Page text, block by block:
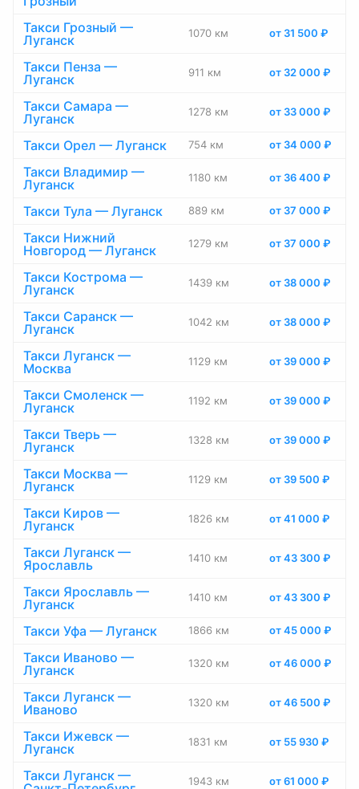
Такси Грозный —
Луганск
1070 км от 31 500 ₽
Такси Пенза —
Луганск
911 км от 32 000 ₽
Такси Самара —
Луганск
1278 км от 33 000 ₽
Такси Орел — Луганск 754 км от 34 000 ₽
Такси Владимир —
Луганск
1180 км от 36 400 ₽
Такси Тула — Луганск 889 км от 37 000 ₽
Такси Нижний
Новгород — Луганск
1279 км от 37 000 ₽
Такси Кострома —
Луганск
1439 км от 38 000 ₽
Такси Саранск —
Луганск
1042 км от 38 000 ₽
Такси Луганск —
Москва
1129 км от 39 000 ₽
Такси Смоленск —
Луганск
1192 км от 39 000 ₽
Такси Тверь —
Луганск
1328 км от 39 000 ₽
Такси Москва —
Луганск
1129 км от 39 500 ₽
Такси Киров —
Луганск
1826 км от 41 000 ₽
Такси Луганск —
Ярославль
1410 км от 43 300 ₽
Такси Ярославль —
Луганск
1410 км от 43 300 ₽
Такси Уфа — Луганск 1866 км от 45 000 ₽
Такси Иваново —
Луганск
1320 км от 46 000 ₽
Такси Луганск —
Иваново
1320 км от 46 500 ₽
Такси Ижевск —
Луганск
1831 км от 55 930 ₽
Такси Луганск —
1943 км от 61 000 ₽